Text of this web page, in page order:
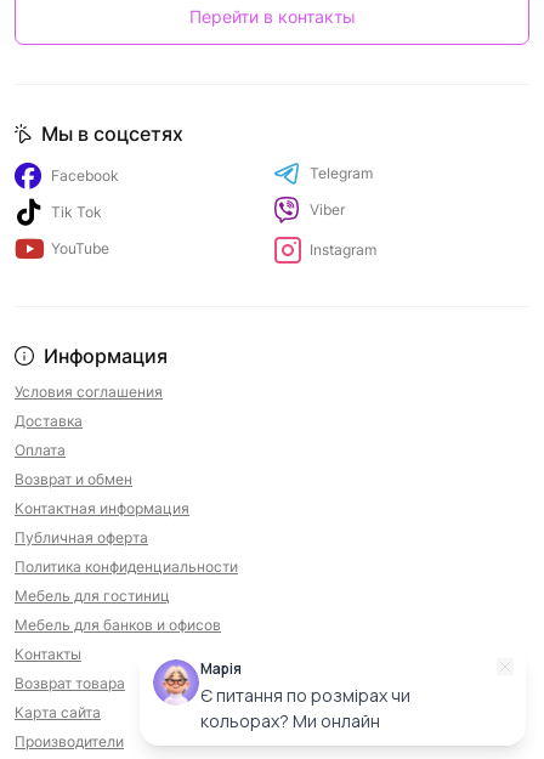
Перейти в контакты
Информация
Условия соглашения
Доставка
Оплата
Возврат и обмен
Контактная информация
Публичная оферта
Политика конфиденциальности
Мебель для гостиниц
Мебель для банков и офисов
Контакты
Возврат товара
Карта сайта
Производители
Мы в соцсетях
Facebook
Tik Tok
YouTube
Telegram
Viber
Instagram
Марія
Є питання по розмірах чи
кольорах? Ми онлайн